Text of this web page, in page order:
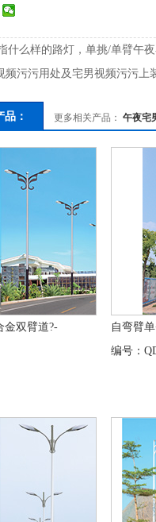
什么样的路灯，单挑/单臂午
频污污用处及宅男视频污污上
： 更多相关产品： 午夜宅
金双臂道?-
自弯臂
编号：